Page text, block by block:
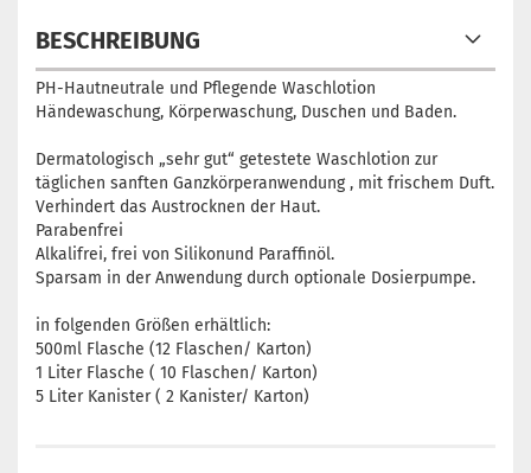
BESCHREIBUNG
PH-Hautneutrale und Pflegende Waschlotion
Händewaschung, Körperwaschung, Duschen und Baden.
Dermatologisch „sehr gut“ getestete Waschlotion zur
täglichen sanften Ganzkörperanwendung , mit frischem Duft.
Verhindert das Austrocknen der Haut.
Parabenfrei
Alkalifrei, frei von Silikonund Paraffinöl.
Sparsam in der Anwendung durch optionale Dosierpumpe.
in folgenden Größen erhältlich:
500ml Flasche (12 Flaschen/ Karton)
1 Liter Flasche ( 10 Flaschen/ Karton)
5 Liter Kanister ( 2 Kanister/ Karton)